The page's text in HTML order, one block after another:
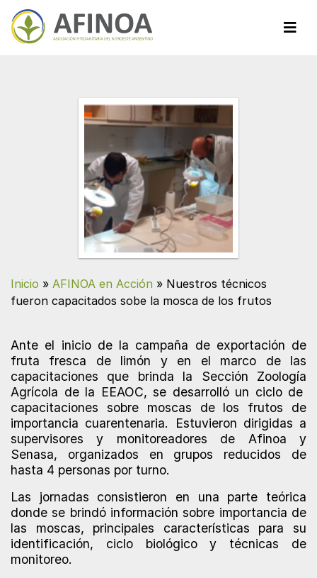
Inicio » AFINOA en Acción » Nuestros técnicos
fueron capacitados sobe la mosca de los frutos
Ante el inicio de la campaña de exportación de
fruta fresca de limón y en el marco de las
capacitaciones que brinda la Sección Zoología
Agrícola de la EEAOC, se desarrolló un ciclo de
capacitaciones sobre moscas de los frutos de
importancia cuarentenaria. Estuvieron dirigidas a
supervisores y monitoreadores de Afinoa y
Senasa, organizados en grupos reducidos de
hasta 4 personas por turno.
Las jornadas consistieron en una parte teórica
donde se brindó información sobre importancia de
las moscas, principales características para su
identificación, ciclo biológico y técnicas de
monitoreo.